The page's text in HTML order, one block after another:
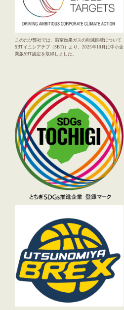
このたび弊社では、温室効果ガスの削減目標について
SBTイニシアチブ（SBTi）より、2025年10月に中小企
業版SBT認定を取得しました。